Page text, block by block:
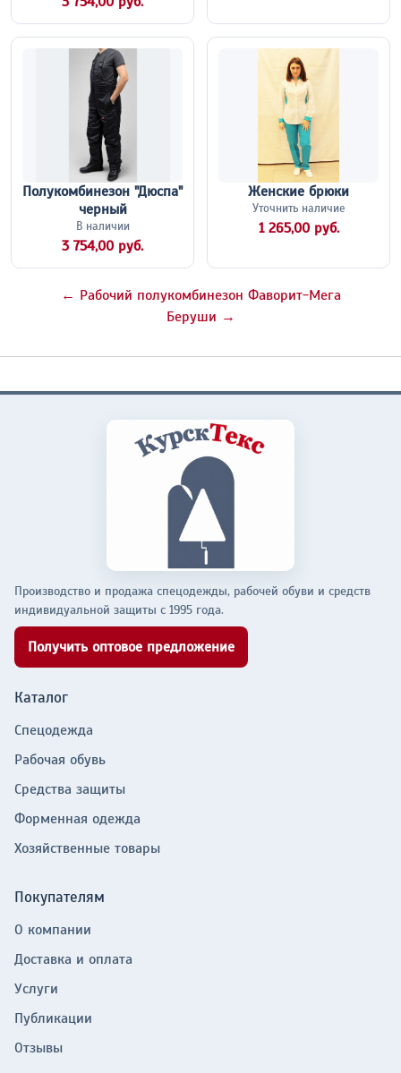
Полукомбинезон "Дюспа"
черный
В наличии
3 754,00 руб.
Женские брюки
Уточнить наличие
1 265,00 руб.
← Рабочий полукомбинезон Фаворит-Мега
Беруши →
Производство и продажа спецодежды, рабочей обуви и средств
индивидуальной защиты с 1995 года.
Получить оптовое предложение
Каталог
Спецодежда
Рабочая обувь
Средства защиты
Форменная одежда
Хозяйственные товары
Покупателям
О компании
Доставка и оплата
Услуги
Публикации
Отзывы